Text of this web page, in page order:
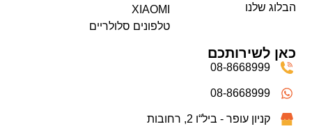
הבלוג שלנו
XIAOMI
טלפונים סלולריים
כאן לשירותכם
08-8668999
08-8668999
קניון עופר - ביל“ו 2, רחובות